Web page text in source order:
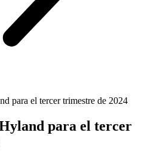
para el tercer trimestre de 2024
para el tercer